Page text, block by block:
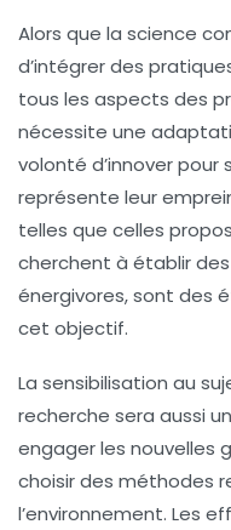
Alors que la science
d’intégrer des
tous les aspects des
nécessite une
volonté d’innover
représente leur
telles que celles
cherchent à établir
énergivores, sont des
cet objectif.
La sensibilisation au
recherche sera aussi
engager les nouvelles
choisir des méthodes
l’environnement. Les